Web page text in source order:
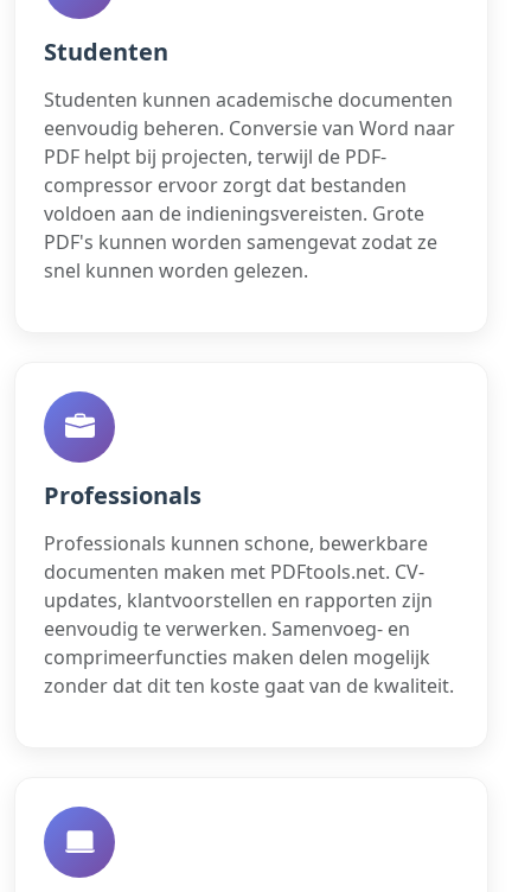
Studenten
Studenten kunnen academische documenten
eenvoudig beheren. Conversie van Word naar
PDF helpt bij projecten, terwijl de PDF-
compressor ervoor zorgt dat bestanden
voldoen aan de indieningsvereisten. Grote
PDF's kunnen worden samengevat zodat ze
snel kunnen worden gelezen.
Professionals
Professionals kunnen schone, bewerkbare
documenten maken met PDFtools.net. CV-
updates, klantvoorstellen en rapporten zijn
eenvoudig te verwerken. Samenvoeg- en
comprimeerfuncties maken delen mogelijk
zonder dat dit ten koste gaat van de kwaliteit.